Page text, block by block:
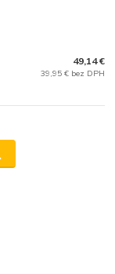
49,14 €
39,95 € bez DPH